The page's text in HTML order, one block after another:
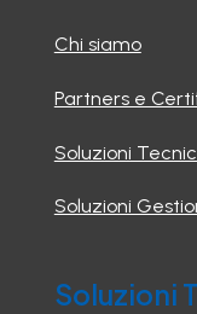
Chi siamo
Partners e
Soluzioni
Soluzioni
Soluzioni